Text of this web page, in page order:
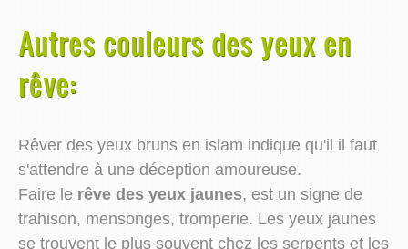
Autres couleurs des yeux en
rêve:
Rêver des yeux bruns en islam indique qu'il il faut
s'attendre à une déception amoureuse.
Faire le rêve des yeux jaunes, est un signe de
trahison, mensonges, tromperie. Les yeux jaunes
se trouvent le plus souvent chez les serpents et les